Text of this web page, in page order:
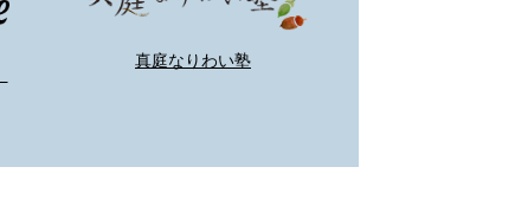
真庭なりわい塾